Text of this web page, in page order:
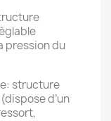
pression du
structure
d’un